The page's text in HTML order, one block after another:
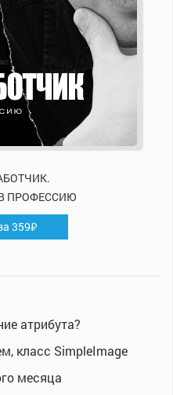
ПРОФЕССИЮ
359₽
атрибута?
класс SimpleImage
месяца